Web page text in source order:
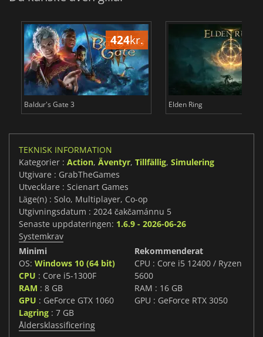
424kr.
Baldur's Gate 3 Elden Ring
TEKNISK INFORMATION
Kategorier : Action, Äventyr, Tillfällig, Simulering
Utgivare : GrabTheGames
Utvecklare : Scienart Games
Läge(n) : Solo, Multiplayer, Co-op
Utgivningsdatum : 2024 čakčamánnu 5
Senaste uppdateringen: 1.6.9 - 2026-06-26
Systemkrav
Minimi
OS: Windows 10 (64 bit)
CPU : Core i5-1300F
RAM : 8 GB
GPU : GeForce GTX 1060
Lagring : 7 GB
Rekommenderat
CPU : Core i5 12400 / Ryzen
5600
RAM : 16 GB
GPU : GeForce RTX 3050
Åldersklassificering